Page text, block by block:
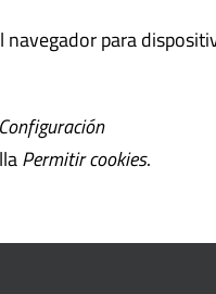
para
Configuración
Permitir cookies.